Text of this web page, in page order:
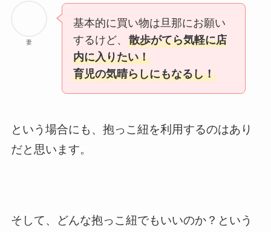
妻
基本的に買い物は旦那にお願い
するけど、 散歩がてら気軽に店
内に入りたい！
育児の気晴らしにもなるし！
という場合にも、抱っこ紐を利用するのはあり
だと思います。
そして、どんな抱っこ紐でもいいのか？という